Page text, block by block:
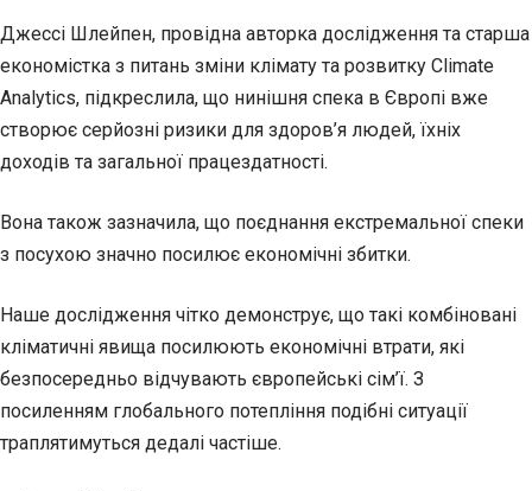
Джессі Шлейпен, провідна авторка дослідження та старша
економістка з питань зміни клімату та розвитку Climate
Analytics, підкреслила, що нинішня спека в Європі вже
створює серйозні ризики для здоров’я людей, їхніх
доходів та загальної працездатності.
Вона також зазначила, що поєднання екстремальної спеки
з посухою значно посилює економічні збитки.
Наше дослідження чітко демонструє, що такі комбіновані
кліматичні явища посилюють економічні втрати, які
безпосередньо відчувають європейські сім’ї. З
посиленням глобального потепління подібні ситуації
траплятимуться дедалі частіше.